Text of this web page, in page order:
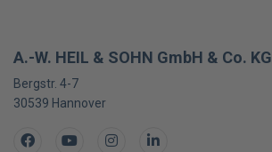
A.-W. HEIL & SOHN GmbH & Co. KG
Bergstr. 4-7
30539 Hannover
FacebookYoutubeInstagramLinkedIn